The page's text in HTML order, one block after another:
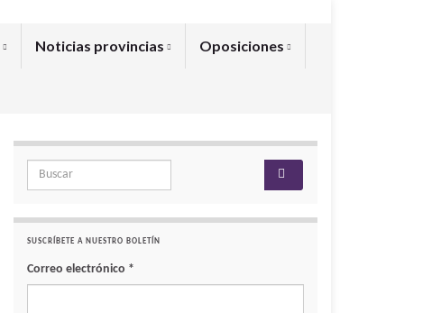
Noticias provincias Oposiciones
Search for:
SUSCRÍBETE A NUESTRO BOLETÍN
Correo electrónico *